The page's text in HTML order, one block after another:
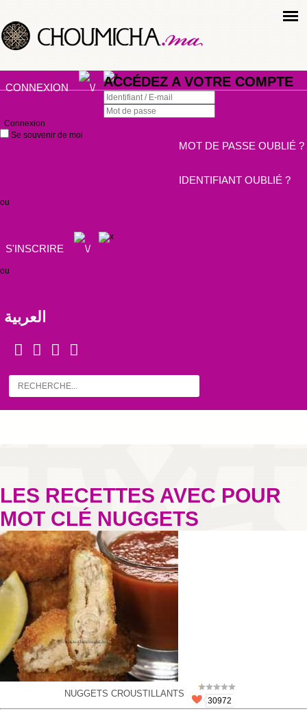
CONNEXION ACCÉDEZ A VOTRE COMPTE
Connexion
Se souvenir de moi
MOT DE PASSE OUBLIÉ ?
IDENTIFIANT OUBLIÉ ?
ou
S'INSCRIRE
ou
العربية
LES RECETTES AVEC POUR
MOT CLÉ NUGGETS
NUGGETS CROUSTILLANTS
30972